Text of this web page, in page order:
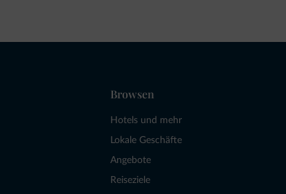
Browsen
Hotels und mehr
Lokale Geschäfte
Angebote
Reiseziele